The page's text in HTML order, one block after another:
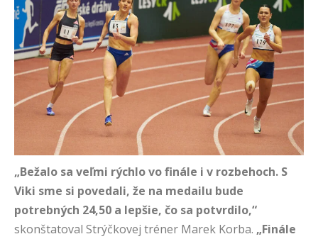
„Bežalo sa veľmi rýchlo vo finále i v rozbehoch. S
Viki sme si povedali, že na medailu bude
potrebných 24,50 a lepšie, čo sa potvrdilo,“
skonštatoval Strýčkovej tréner Marek Korba. „Finále